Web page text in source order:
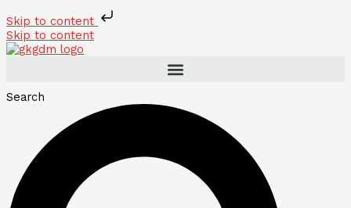
Skip to content
Skip to content
Search